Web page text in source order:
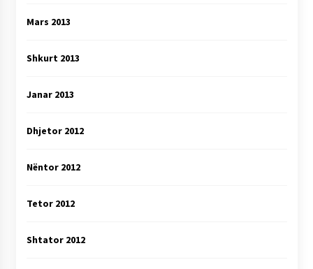
Mars 2013
Shkurt 2013
Janar 2013
Dhjetor 2012
Nëntor 2012
Tetor 2012
Shtator 2012